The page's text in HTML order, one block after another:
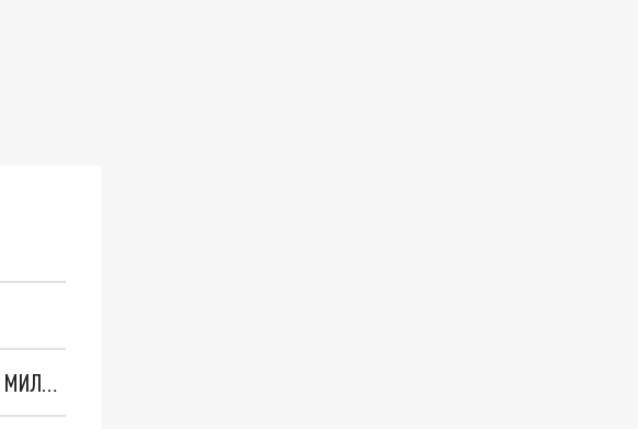
В ПЕРМСКОМ МИНАГРО ПРЕДЛОЖИЛИ УВЕЛИЧИТЬ ШТРАФ ЗА РАСТУЩИЙ БОРЩЕВИК ДО МИЛЛИОНА РУБЛЕЙ